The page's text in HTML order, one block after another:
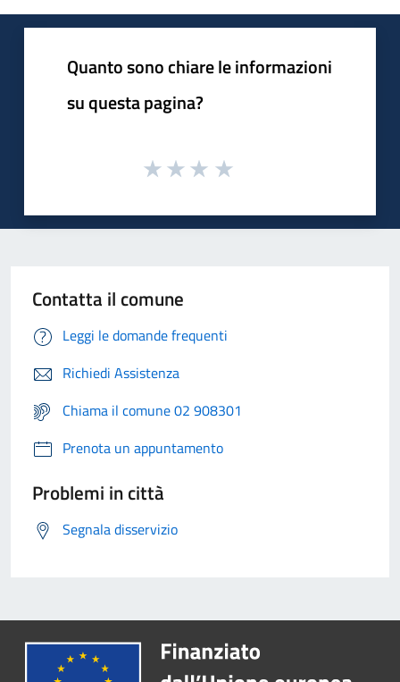
Quanto sono chiare le informazioni
su questa pagina?
Contatta il comune
Leggi le domande frequenti
Richiedi Assistenza
Chiama il comune 02 908301
Prenota un appuntamento
Problemi in città
Segnala disservizio